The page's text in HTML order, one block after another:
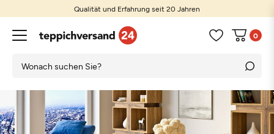
Qualität und Erfahrung seit 20 Jahren
0